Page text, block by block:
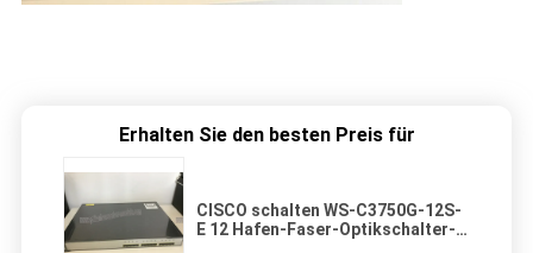
Erhalten Sie den besten Preis für
CISCO schalten WS-C3750G-12S-
E 12 Hafen-Faser-Optikschalter-